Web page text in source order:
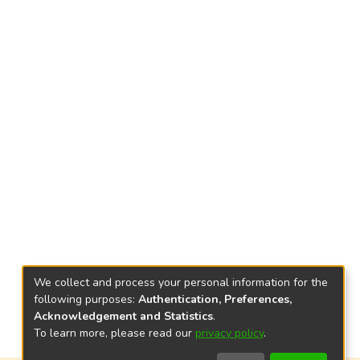
We collect and process your personal information for the
following purposes: Authentication, Preferences,
Acknowledgement and Statistics.
To learn more, please read our privacy policy.